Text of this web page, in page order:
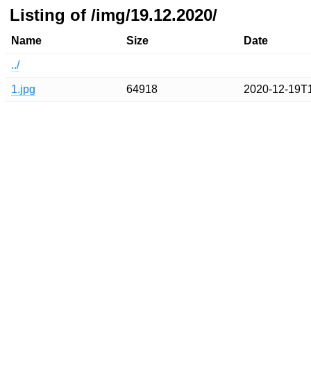
Listing of /img/19.12.2020/
Name Size Date
../
1.jpg 64918 2020-12-